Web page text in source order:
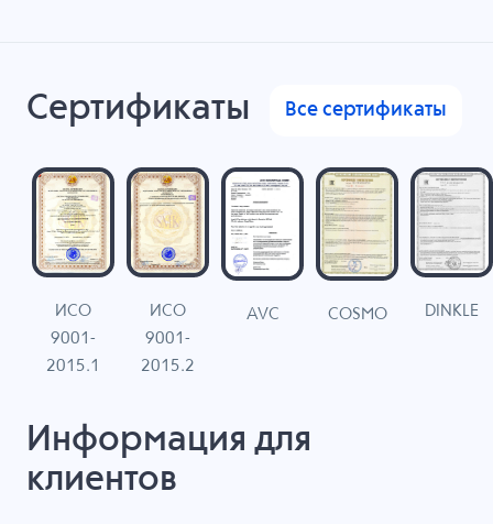
Сертификаты Все сертификаты
ИСО
9001-
2015.1
ИСО
9001-
2015.2
AVC COSMO DINKLE
Информация для
клиентов